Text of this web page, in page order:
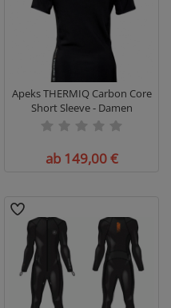
Apeks THERMIQ Carbon Core
Short Sleeve - Damen
ab 149,00 €